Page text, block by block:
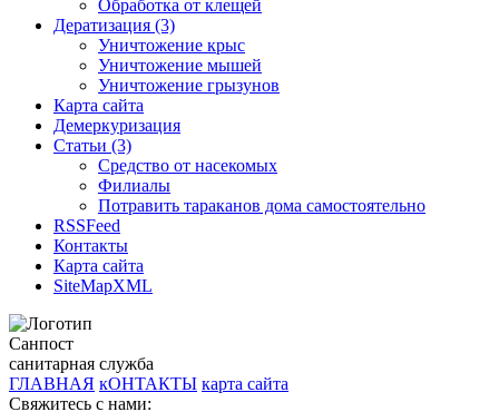
Обработка от клещей
Дератизация (3)
Уничтожение крыс
Уничтожение мышей
Уничтожение грызунов
Карта сайта
Демеркуризация
Статьи (3)
Средство от насекомых
Филиалы
Потравить тараканов дома самостоятельно
RSSFeed
Контакты
Карта сайта
SiteMapXML
Санпост
санитарная служба
ГЛАВНАЯ кОНТАКТЫ карта сайта
Свяжитесь с нами: